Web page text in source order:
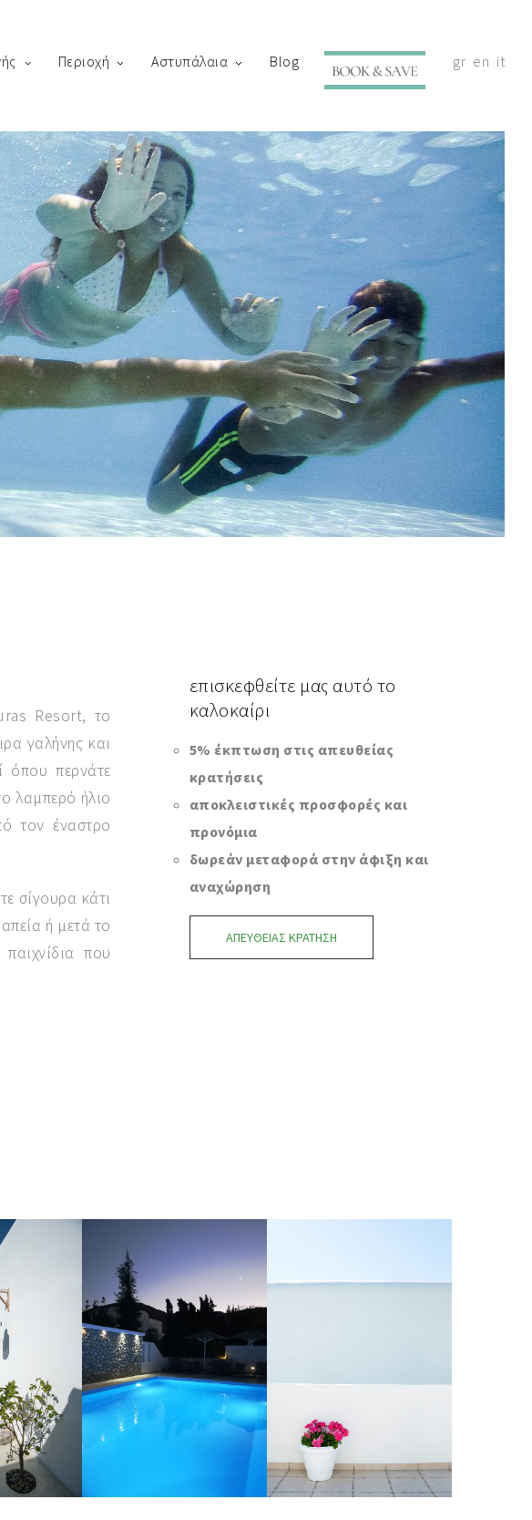
it
en
gr
Περιοχή Αστυπάλαια Blog
Resort, το
γαλήνης και
όπου περνάτε
λαμπερό ήλιο
τον έναστρο
σίγουρα κάτι
ή μετά το
που
επισκεφθείτε μας αυτό το
καλοκαίρι
5% έκπτωση στις απευθείας
κρατήσεις
αποκλειστικές προσφορές και
προνόμια
δωρεάν μεταφορά στην άφιξη και
αναχώρηση
ΑΠΕΥΘΕΊΑΣ ΚΡΆΤΗΣΗ
will be in contact with your shortly.